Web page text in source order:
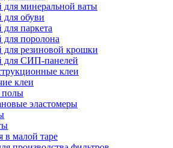
для минеральной ваты
для обуви
для паркета
для поролона
для резиновой крошки
для СИП-панелей
клеи
клеи
полы
эластомеры
в малой таре